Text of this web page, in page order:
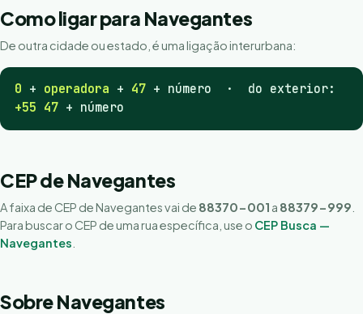
Como ligar para Navegantes
De outra cidade ou estado, é uma ligação interurbana:
0 + operadora + 47 + número · do exterior:
+55 47 + número
CEP de Navegantes
A faixa de CEP de Navegantes vai de 88370-001 a 88379-999
Para buscar o CEP de uma rua específica, use o CEP Busca —
Navegantes
Sobre Navegantes